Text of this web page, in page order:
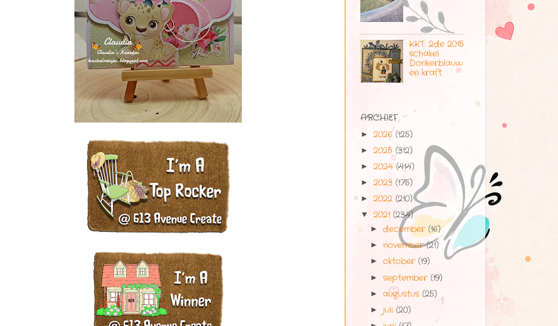
KKT: 2de 2015
schakel
Donkerblauw
en kraft
ARCHIEF
► 2026 (125)
► 2025 (312)
► 2024 (414)
► 2023 (175)
► 2022 (210)
▼ 2021 (234)
►december(16)
►november(21)
►oktober(19)
►september(19)
►augustus(25)
► juli(20)